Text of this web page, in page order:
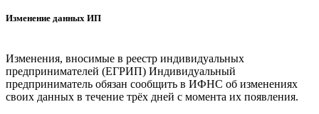
Изменение данных ИП
Изменения, вносимые в реестр индивидуальных
предпринимателей (ЕГРИП) Индивидуальный
предприниматель обязан сообщить в ИФНС об изменениях
своих данных в течение трёх дней с момента их появления.